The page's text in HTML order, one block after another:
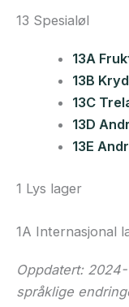
13 Spesialøl
13A
13B
13C
13D
13E
1 Lys lager
1A Internasjonal
Oppdatert:
språklige